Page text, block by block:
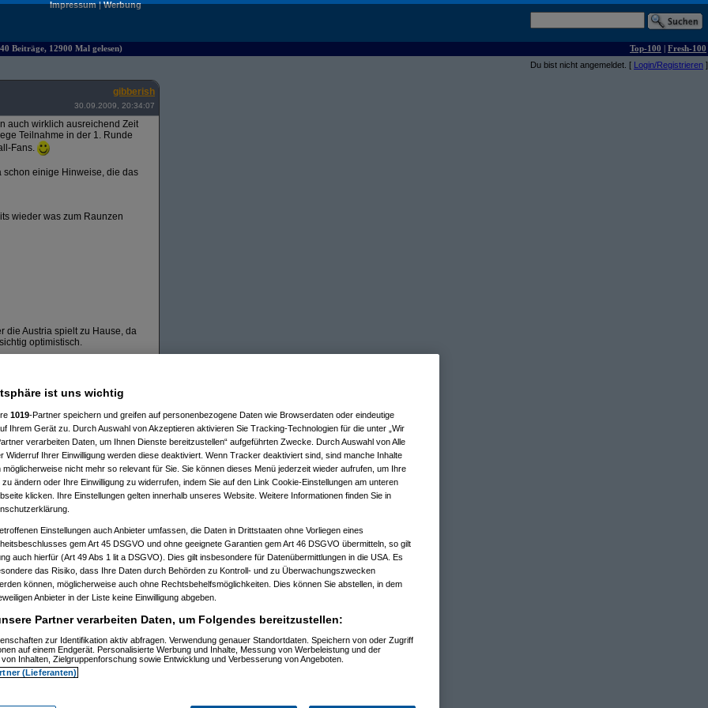
Impressum|Werbung
Beiträge, 12900 Mal gelesen) Top-100 | Fresh-100
Du bist nicht angemeldet. [ Login/Registrieren ]
gibberish
30.09.2009, 20:34:07
auch wirklich ausreichend Zeit
Teilnahme in der 1. Runde
Fans.
schon einige Hinweise, die das
wieder was zum Raunzen
die Austria spielt zu Hause, da
optimistisch.
20:36:34)
20:37:39)
20:40:59)
30.09.2009, 20:41:20)
am 30.09.2009, 20:42:04)
20:45:37)
(substituteam 30.09.2009, 20:46:24)
substitute
am 01.10.2009, 22:57:14)
01.10.2009, 22:58:35)
22:45:21)
22:47:25)
11:44:17)
13:35:42)
13:57:51)
11:55:41)
11:56:58)
11:57:54)
am 01.10.2009, 11:58:30)
am 01.10.2009, 12:02:51)
ist uns wichtig
1019-Partner speichern und greifen auf personenbezogene Daten wie Browserdaten oder eindeutige
Ihrem Gerät zu. Durch Auswahl von Akzeptieren aktivieren Sie Tracking-Technologien für die unter „Wir
verarbeiten Daten, um Ihnen Dienste bereitzustellen“ aufgeführten Zwecke. Durch Auswahl von Alle
Widerruf Ihrer Einwilligung werden diese deaktiviert. Wenn Tracker deaktiviert sind, sind manche Inhalte
möglicherweise nicht mehr so relevant für Sie. Sie können dieses Menü jederzeit wieder aufrufen, um Ihre
zu ändern oder Ihre Einwilligung zu widerrufen, indem Sie auf den Link Cookie-Einstellungen am unteren
klicken. Ihre Einstellungen gelten innerhalb unseres Website. Weitere Informationen finden Sie in
Einstellungen auch Anbieter umfassen, die Daten in Drittstaaten ohne Vorliegen eines
gem Art 45 DSGVO und ohne geeignete Garantien gem Art 46 DSGVO übermitteln, so gilt
auch hierfür (Art 49 Abs 1 lit a DSGVO). Dies gilt insbesondere für Datenübermittlungen in die USA. Es
das Risiko, dass Ihre Daten durch Behörden zu Kontroll- und zu Überwachungszwecken
können, möglicherweise auch ohne Rechtsbehelfsmöglichkeiten. Dies können Sie abstellen, in dem
Anbieter in der Liste keine Einwilligung abgeben.
Partner verarbeiten Daten, um Folgendes bereitzustellen:
zur Identifikation aktiv abfragen. Verwendung genauer Standortdaten. Speichern von oder Zugriff
auf einem Endgerät. Personalisierte Werbung und Inhalte, Messung von Werbeleistung und der
Inhalten, Zielgruppenforschung sowie Entwicklung und Verbesserung von Angeboten.
(Lieferanten)